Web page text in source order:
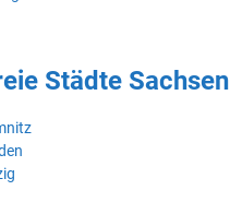
Städte Sachsen